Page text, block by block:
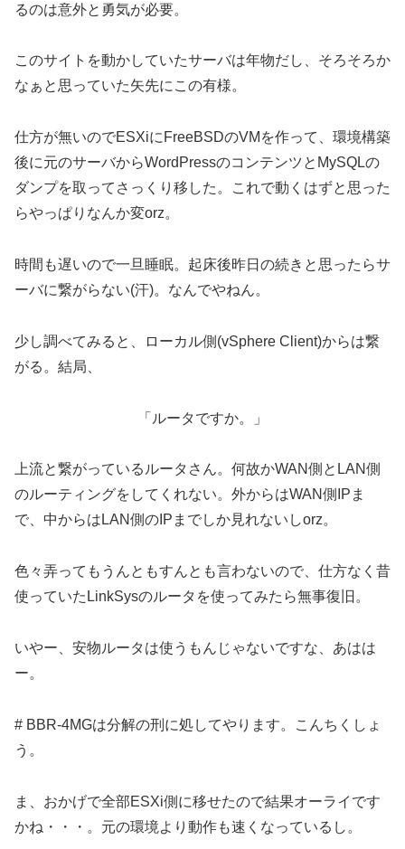
るのは意外と勇気が必要。
このサイトを動かしていたサーバは年物だし、そろそろか
なぁと思っていた矢先にこの有様。
仕方が無いのでESXiにFreeBSDのVMを作って、環境構築
後に元のサーバからWordPressのコンテンツとMySQLの
ダンプを取ってさっくり移した。これで動くはずと思った
らやっぱりなんか変orz。
時間も遅いので一旦睡眠。起床後昨日の続きと思ったらサ
ーバに繋がらない(汗)。なんでやねん。
少し調べてみると、ローカル側(vSphere Client)からは繋
がる。結局、
「ルータですか。」
上流と繋がっているルータさん。何故かWAN側とLAN側
のルーティングをしてくれない。外からはWAN側IPま
で、中からはLAN側のIPまでしか見れないしorz。
色々弄ってもうんともすんとも言わないので、仕方なく昔
使っていたLinkSysのルータを使ってみたら無事復旧。
いやー、安物ルータは使うもんじゃないですな、あはは
ー。
# BBR-4MGは分解の刑に処してやります。こんちくしょ
う。
ま、おかげで全部ESXi側に移せたので結果オーライです
かね・・・。元の環境より動作も速くなっているし。